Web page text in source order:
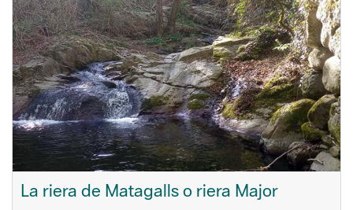
La riera de Matagalls o riera Major